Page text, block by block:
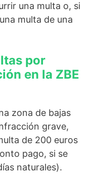
una multa o, si
multa de una
por
en la ZBE
zona de bajas
grave,
de 200 euros
pago, si se
naturales).